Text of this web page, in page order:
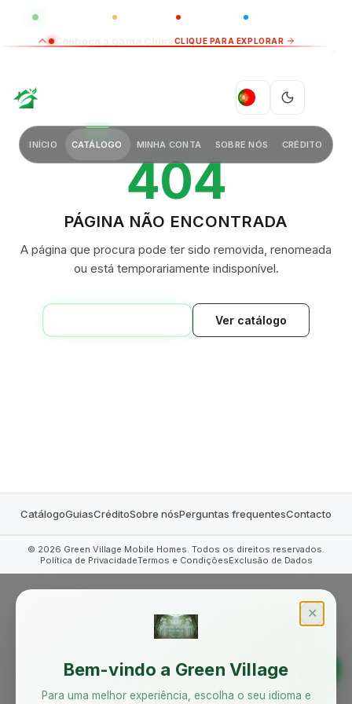
GLOBAL CHINA
PT
INÍCIO CATÁLOGO MINHA CONTA SOBRE NÓS CRÉDITO
404
PÁGINA NÃO ENCONTRADA
A página que procura pode ter sido removida, renomeada
ou está temporariamente indisponível.
Ver catálogo
CatálogoGuiasCréditoSobre nósPerguntas frequentesContacto
© 2026 Green Village Mobile Homes. Todos os direitos reservados.
Política de PrivacidadeTermos e CondiçõesExclusão de Dados
✕
Bem-vindo a Green Village
Para uma melhor experiência, escolha o seu idioma e
Conheça a gama China CLIQUE PARA EXPLORAR